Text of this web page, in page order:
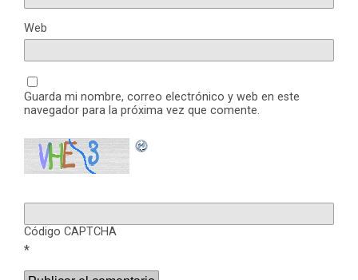
Web
Guarda mi nombre, correo electrónico y web en este
navegador para la próxima vez que comente.
Código CAPTCHA
*